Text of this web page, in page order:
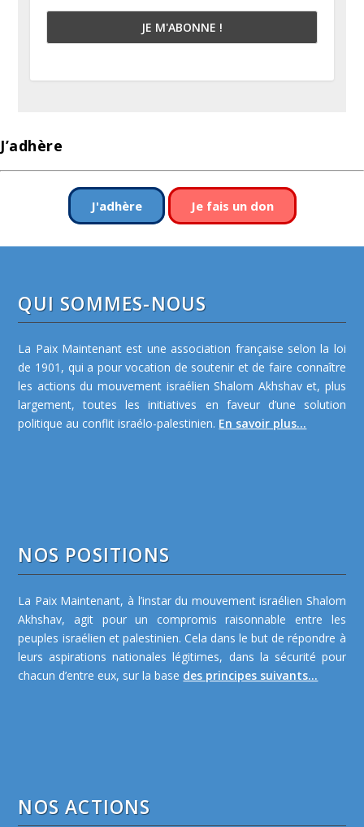
J’adhère
J'adhère Je fais un don
QUI SOMMES-NOUS
La Paix Maintenant est une association française selon la loi
de 1901, qui a pour vocation de soutenir et de faire connaître
les actions du mouvement israélien Shalom Akhshav et, plus
largement, toutes les initiatives en faveur d’une solution
politique au conflit israélo-palestinien. En savoir plus...
NOS POSITIONS
La Paix Maintenant, à l’instar du mouvement israélien Shalom
Akhshav, agit pour un compromis raisonnable entre les
peuples israélien et palestinien. Cela dans le but de répondre à
leurs aspirations nationales légitimes, dans la sécurité pour
chacun d’entre eux, sur la base des principes suivants...
NOS ACTIONS